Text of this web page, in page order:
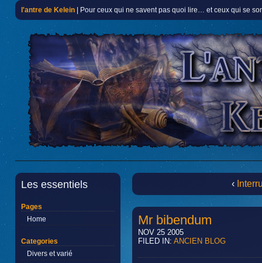
l'antre de Kelein | Pour ceux qui ne savent pas quoi lire… et ceux qui se
Les essentiels
Pages
Home
Categories
Divers et varié
‹
Mr bibendum
NOV 25 2005
FILED IN: ANCIEN BLOG